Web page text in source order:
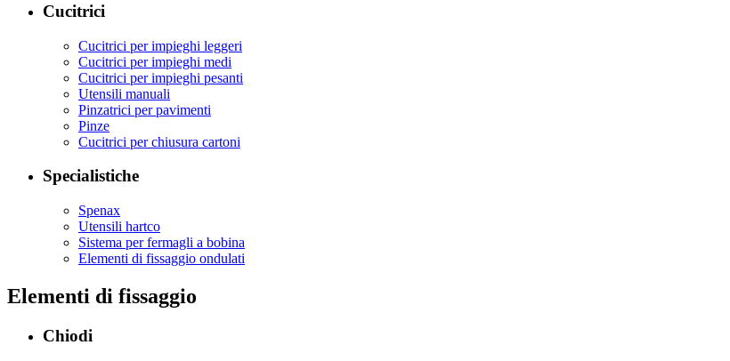
Cucitrici
Cucitrici per impieghi leggeri
Cucitrici per impieghi medi
Cucitrici per impieghi pesanti
Utensili manuali
Pinzatrici per pavimenti
Pinze
Cucitrici per chiusura cartoni
Specialistiche
Spenax
Utensili hartco
Sistema per fermagli a bobina
Elementi di fissaggio ondulati
Elementi di fissaggio
Chiodi